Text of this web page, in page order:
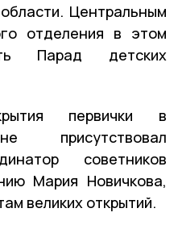
Центральным
отделения в этом
Парад детских
первички в
присутствовал
советников
Мария Новичкова,
великих открытий.